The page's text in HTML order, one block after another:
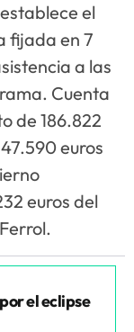
el
fijada en 7
a las
Cuenta
de 186.822
euros
euros del
el eclipse